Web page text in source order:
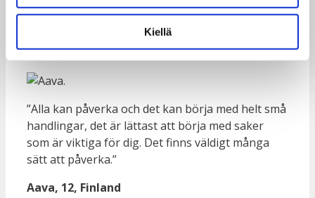
Kiellä
”Att påverka börjar med små steg, som växer till
Rudrakshi, 13, Finland
”Alla kan påverka och det kan börja med helt små
handlingar, det är lättast att börja med saker
som är viktiga för dig. Det finns väldigt många
sätt att påverka.”
Aava, 12, Finland